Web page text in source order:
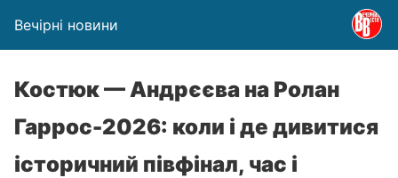
Вечірні новини
Костюк — Андрєєва на Ролан
Гаррос-2026: коли і де дивитися
історичний півфінал, час і